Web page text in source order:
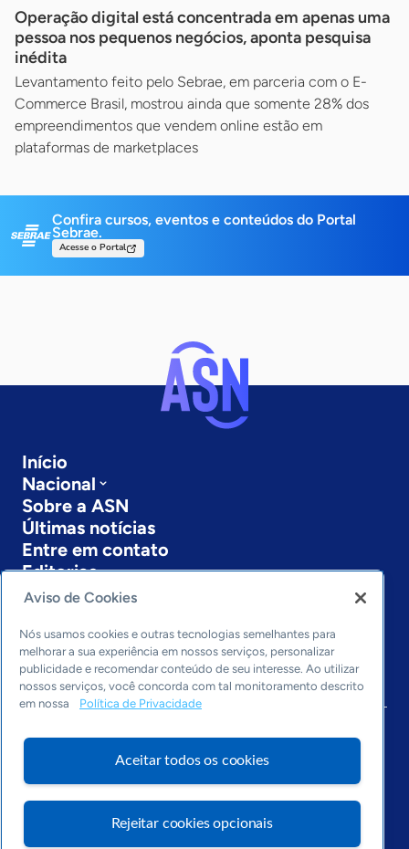
Operação digital está concentrada em apenas uma
pessoa nos pequenos negócios, aponta pesquisa
inédita
Levantamento feito pelo Sebrae, em parceria com o E-
Commerce Brasil, mostrou ainda que somente 28% dos
empreendimentos que vendem online estão em
plataformas de marketplaces
Confira cursos, eventos e conteúdos do Portal
Sebrae.
Acesse o Portal
Início
Nacional
Sobre a ASN
Últimas notícias
Entre em contato
Editorias
Economia & Política
Inovação & Tecnologia
Cultura empreendedora
Dados
Arquivo
Aviso de Cookies
Nós usamos cookies e outras tecnologias semelhantes para
melhorar a sua experiência em nossos serviços, personalizar
publicidade e recomendar conteúdo de seu interesse. Ao utilizar
nossos serviços, você concorda com tal monitoramento descrito
em nossa
Política de Privacidade
Aceitar todos os cookies
Rejeitar cookies opcionais